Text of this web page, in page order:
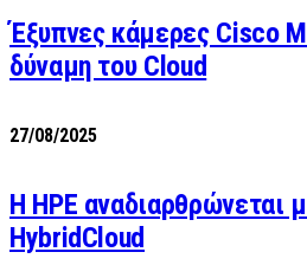
Έξυπνες κάμερες Cisco
δύναμη του Cloud
27/08/2025
H HPE αναδιαρθρώνεται
HybridCloud